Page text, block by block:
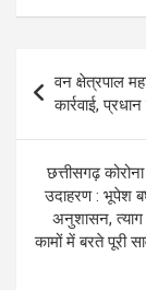
navigation
वन क्षेत्रपाल
कार्रवाई,
छत्तीसगढ़
उदाहरण : भूपेश
अनुशासन, त्याग
कामों में बरते पूरी